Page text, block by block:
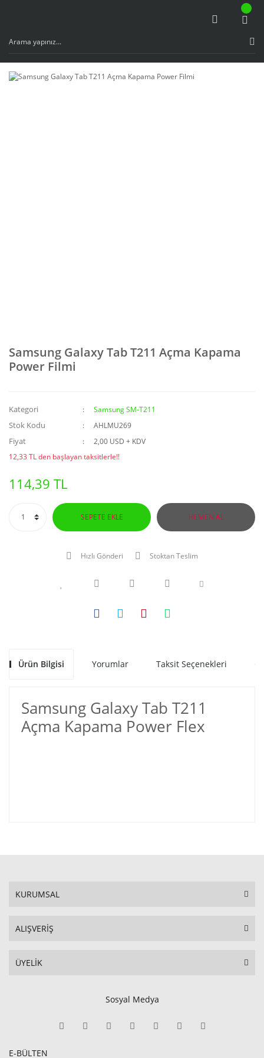
Samsung Galaxy Tab T211 Açma Kapama
Power Filmi
Kategori Samsung SM-T211
Stok Kodu AHLMU269
Fiyat
2,00 USD + KDV
12,33 TL den başlayan taksitlerle!!
114,39 TL
SEPETE EKLE HEMEN AL
Hızlı Gönderi Stoktan Teslim
Ürün Bilgisi Yorumlar Taksit Seçenekleri
Samsung Galaxy Tab T211
Açma Kapama Power Flex
KURUMSAL
ALIŞVERİŞ
ÜYELİK
Sosyal Medya
E-BÜLTEN